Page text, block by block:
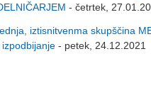
- četrtek,
iztisnitvenma skupščina
- petek, 24.12.2021